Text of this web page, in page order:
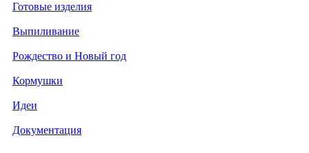
Готовые изделия
Выпиливание
Рождество и Новый год
Кормушки
Идеи
Документация